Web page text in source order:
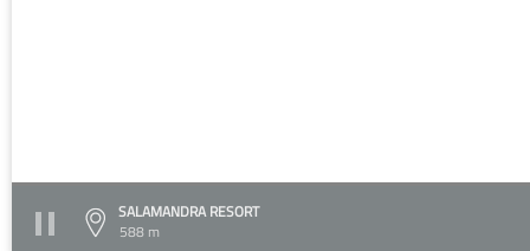
SALAMANDRA RESORT
588 m